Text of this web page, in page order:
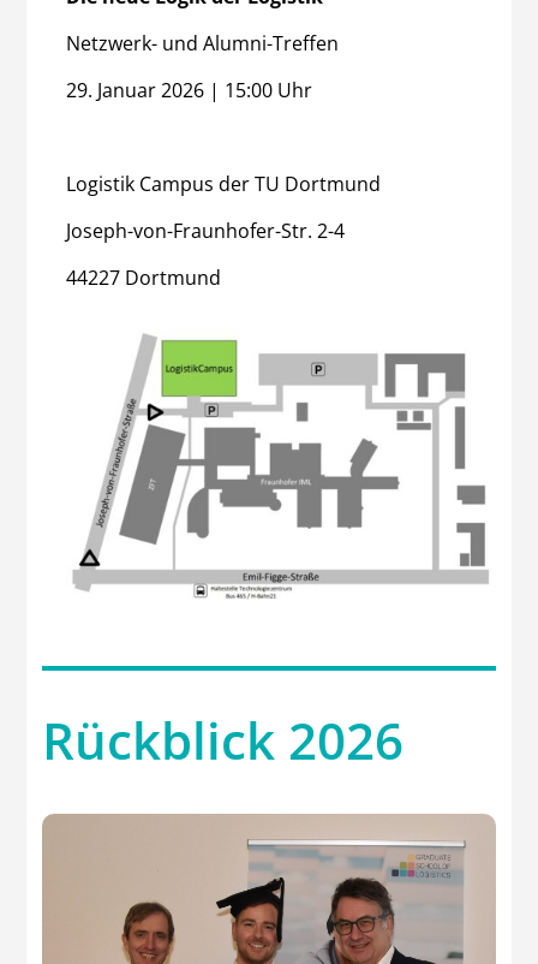
Netzwerk- und Alumni-Treffen
29. Januar 2026 | 15:00 Uhr
Logistik Campus der TU Dortmund
Joseph-von-Fraunhofer-Str. 2-4
44227 Dortmund
Rückblick 2026